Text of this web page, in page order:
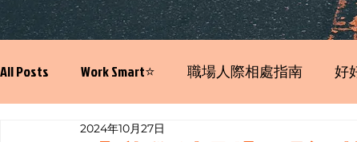
All Posts Work Smart⭐️ 職場人際相處指南 好
寫履歷表嘅技巧📝
2024年10月27日